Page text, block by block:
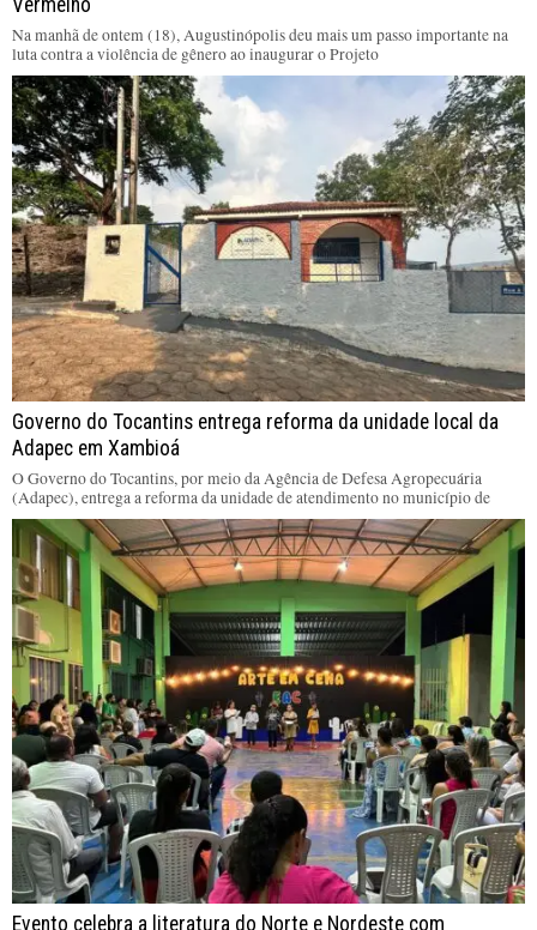
Vermelho
Na manhã de ontem (18), Augustinópolis deu mais um passo importante na
luta contra a violência de gênero ao inaugurar o Projeto
Governo do Tocantins entrega reforma da unidade local da
Adapec em Xambioá
O Governo do Tocantins, por meio da Agência de Defesa Agropecuária
(Adapec), entrega a reforma da unidade de atendimento no município de
Evento celebra a literatura do Norte e Nordeste com